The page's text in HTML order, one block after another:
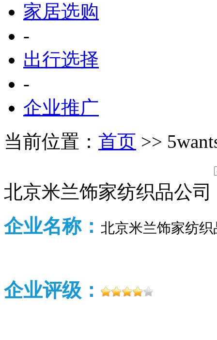
家居选购
-
出行选择
-
企业推广
当前位置： 首页 >>
北京米兰饰家纺织品公司
企业名称： 北京米兰饰家纺织
企业评级：